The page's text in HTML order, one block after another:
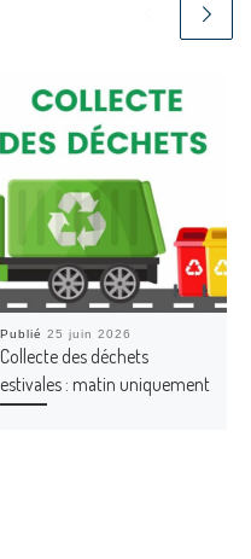
Publié25 juin 2026
Collecte des déchets
estivales : matin uniquement